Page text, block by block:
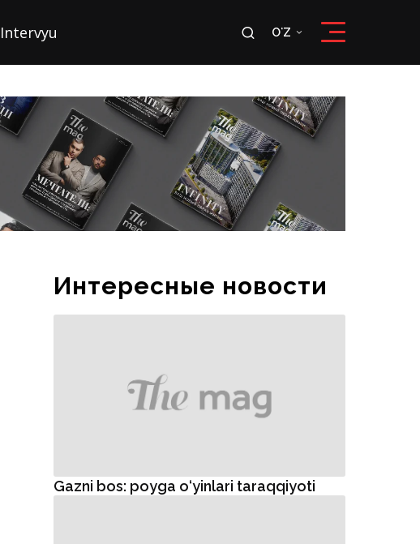
Intervyu OʻZ
Интересные новости
Gazni bos: poyga o‘yinlari taraqqiyoti